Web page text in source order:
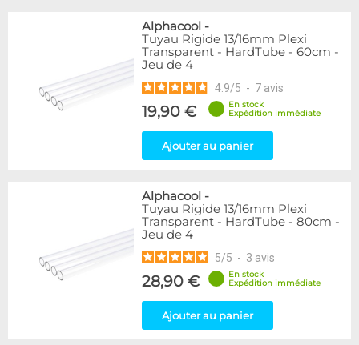
Alphacool -
Tuyau Rigide 13/16mm Plexi
Transparent - HardTube - 60cm -
Jeu de 4
4.9/5 - 7 avis
19,90 €
En stock
Expédition immédiate
Ajouter au panier
Alphacool -
Tuyau Rigide 13/16mm Plexi
Transparent - HardTube - 80cm -
Jeu de 4
5/5 - 3 avis
28,90 €
En stock
Expédition immédiate
Ajouter au panier